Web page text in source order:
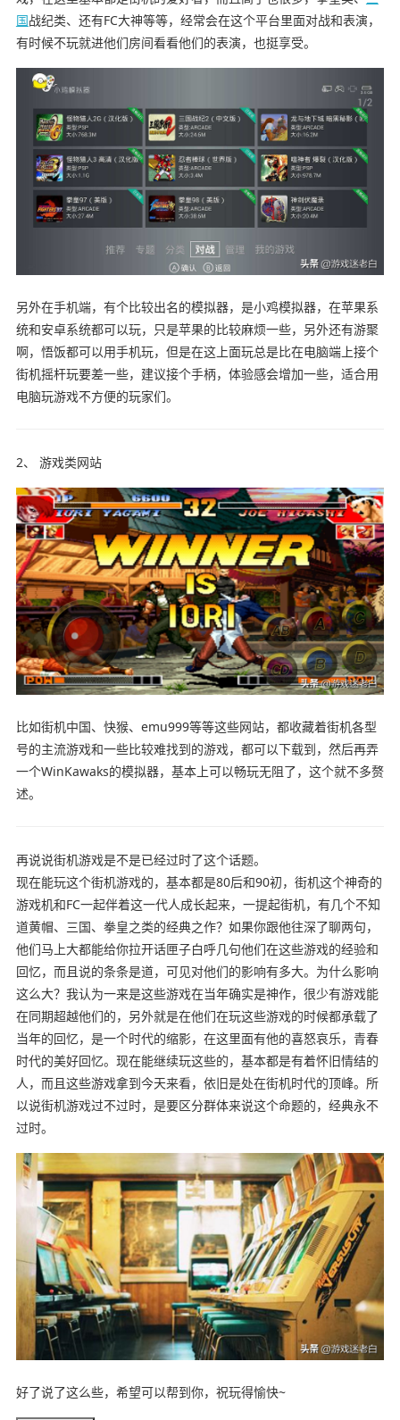
国战纪类、还有FC大神等等，经常会在这个平台里面对战和表演，
有时候不玩就进他们房间看看他们的表演，也挺享受。
另外在手机端，有个比较出名的模拟器，是小鸡模拟器，在苹果系
统和安卓系统都可以玩，只是苹果的比较麻烦一些，另外还有游聚
啊，悟饭都可以用手机玩，但是在这上面玩总是比在电脑端上接个
街机摇杆玩要差一些，建议接个手柄，体验感会增加一些，适合用
电脑玩游戏不方便的玩家们。
2、 游戏类网站
比如街机中国、快猴、emu999等等这些网站，都收藏着街机各型
号的主流游戏和一些比较难找到的游戏，都可以下载到，然后再弄
一个WinKawaks的模拟器，基本上可以畅玩无阻了，这个就不多赘
述。
再说说街机游戏是不是已经过时了这个话题。
现在能玩这个街机游戏的，基本都是80后和90初，街机这个神奇的
游戏机和FC一起伴着这一代人成长起来，一提起街机，有几个不知
道黄帽、三国、拳皇之类的经典之作？如果你跟他往深了聊两句，
他们马上大都能给你拉开话匣子白呼几句他们在这些游戏的经验和
回忆，而且说的条条是道，可见对他们的影响有多大。为什么影响
这么大？我认为一来是这些游戏在当年确实是神作，很少有游戏能
在同期超越他们的，另外就是在他们在玩这些游戏的时候都承载了
当年的回忆，是一个时代的缩影，在这里面有他的喜怒哀乐，青春
时代的美好回忆。现在能继续玩这些的，基本都是有着怀旧情结的
人，而且这些游戏拿到今天来看，依旧是处在街机时代的顶峰。所
以说街机游戏过不过时，是要区分群体来说这个命题的，经典永不
过时。
好了说了这么些，希望可以帮到你，祝玩得愉快~